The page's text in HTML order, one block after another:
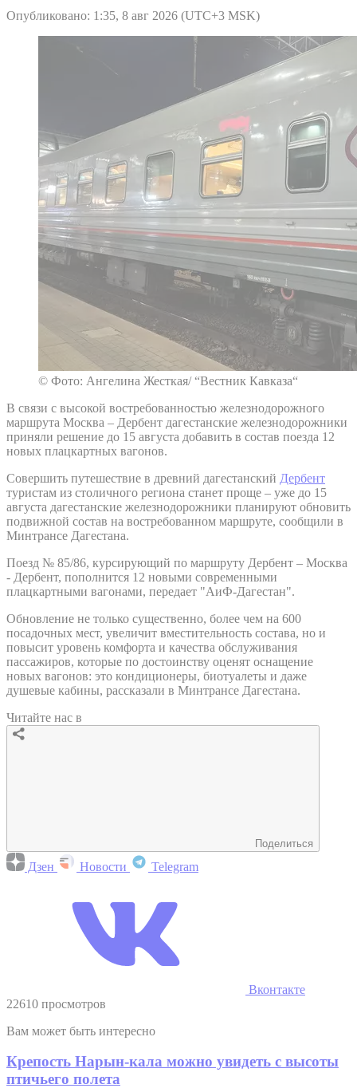
Опубликовано: 1:35, 8 авг 2026 (UTC+3 MSK)
© Фото: Ангелина Жесткая/ “Вестник Кавказа“
В связи с высокой востребованностью железнодорожного
маршрута Москва – Дербент дагестанские железнодорожники
приняли решение до 15 августа добавить в состав поезда 12
новых плацкартных вагонов.
Совершить путешествие в древний дагестанский Дербент
туристам из столичного региона станет проще – уже до 15
августа дагестанские железнодорожники планируют обновить
подвижной состав на востребованном маршруте, сообщили в
Минтрансе Дагестана.
Поезд № 85/86, курсирующий по маршруту Дербент – Москва
- Дербент, пополнится 12 новыми современными
плацкартными вагонами, передает "АиФ-Дагестан".
Обновление не только существенно, более чем на 600
посадочных мест, увеличит вместительность состава, но и
повысит уровень комфорта и качества обслуживания
пассажиров, которые по достоинству оценят оснащение
новых вагонов: это кондиционеры, биотуалеты и даже
душевые кабины, рассказали в Минтрансе Дагестана.
Читайте нас в
Поделиться
Дзен Новости Telegram
Вконтакте
22610 просмотров
Вам может быть интересно
Крепость Нарын-кала можно увидеть с высоты
птичьего полета